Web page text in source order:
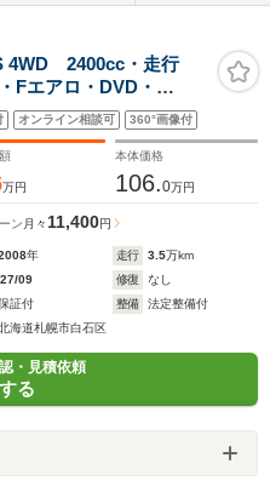
4WD 2400cc・走行
Fエアロ・DVD・
ス・エンスタ夏冬タイ
乗可
オンライン相談可 360°画像付
万円
本体価格
106.0万円
ン 月々11,400円
年 走行 3.5万km
09 修復
なし
証付 整備
法定整備付
海道札幌市白石区
・見積依頼
る